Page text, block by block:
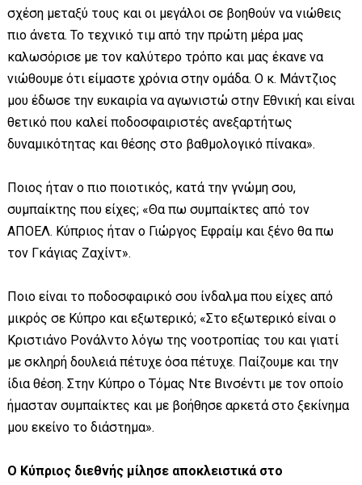
σχέση μεταξύ τους και οι μεγάλοι σε βοηθούν να νιώθεις
πιο άνετα. Το τεχνικό τιμ από την πρώτη μέρα μας
καλωσόρισε με τον καλύτερο τρόπο και μας έκανε να
νιώθουμε ότι είμαστε χρόνια στην ομάδα. Ο κ. Μάντζιος
μου έδωσε την ευκαιρία να αγωνιστώ στην Εθνική και είναι
θετικό που καλεί ποδοσφαιριστές ανεξαρτήτως
δυναμικότητας και θέσης στο βαθμολογικό πίνακα».
Ποιος ήταν ο πιο ποιοτικός, κατά την γνώμη σου,
συμπαίκτης που είχες; «Θα πω συμπαίκτες από τον
ΑΠΟΕΛ. Κύπριος ήταν ο Γιώργος Εφραίμ και ξένο θα πω
τον Γκάγιας Ζαχίντ».
Ποιο είναι το ποδοσφαιρικό σου ίνδαλμα που είχες από
μικρός σε Κύπρο και εξωτερικό; «Στο εξωτερικό είναι ο
Κριστιάνο Ρονάλντο λόγω της νοοτροπίας του και γιατί
με σκληρή δουλειά πέτυχε όσα πέτυχε. Παίζουμε και την
ίδια θέση. Στην Κύπρο ο Τόμας Ντε Βινσέντι με τον οποίο
ήμασταν συμπαίκτες και με βοήθησε αρκετά στο ξεκίνημα
μου εκείνο το διάστημα».
Ο Κύπριος διεθνής μίλησε αποκλειστικά στο